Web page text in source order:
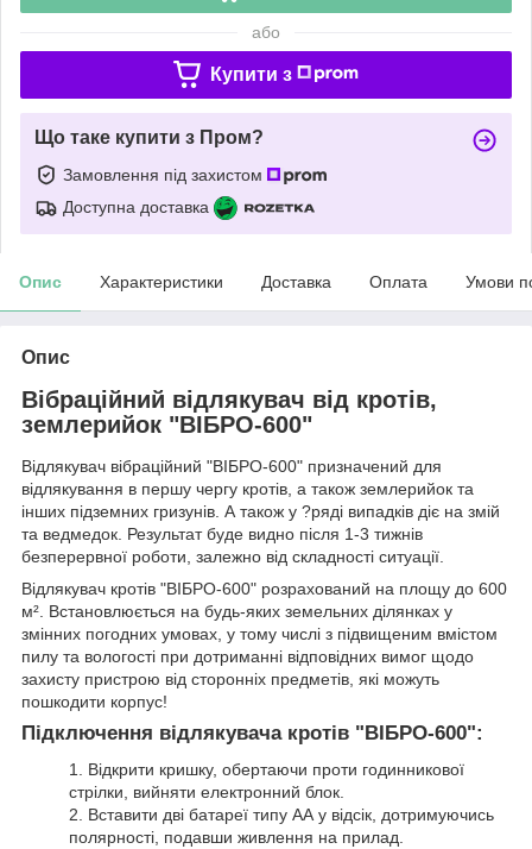
або
Купити з
Що таке купити з Пром?
Замовлення під захистом
Доступна доставка
Опис Характеристики Доставка Оплата Умови
Опис
Вібраційний відлякувач від кротів,
землерийок "ВІБРО-600"
Відлякувач вібраційний "ВІБРО-600" призначений для
відлякування в першу чергу кротів, а також землерийок та
інших підземних гризунів. А також у ?ряді випадків діє на змій
та ведмедок. Результат буде видно після 1-3 тижнів
безперервної роботи, залежно від складності ситуації.
Відлякувач кротів "ВІБРО-600" розрахований на площу до 600
м². Встановлюється на будь-яких земельних ділянках у
змінних погодних умовах, у тому числі з підвищеним вмістом
пилу та вологості при дотриманні відповідних вимог щодо
захисту пристрою від сторонніх предметів, які можуть
пошкодити корпус!
Підключення відлякувача кротів "ВІБРО-600":
1. Відкрити кришку, обертаючи проти годинникової
стрілки, вийняти електронний блок.
2. Вставити дві батареї типу АА у відсік, дотримуючись
полярності, подавши живлення на прилад.